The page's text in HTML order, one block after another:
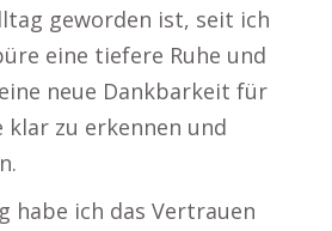
geworden ist, seit ich
eine tiefere Ruhe und
neue Dankbarkeit für
klar zu erkennen und
habe ich das Vertrauen